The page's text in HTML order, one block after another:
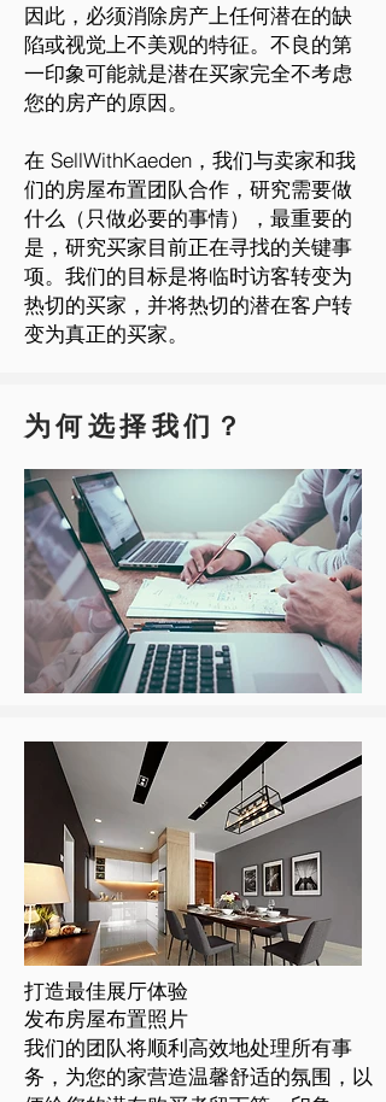
因此，必须消除房产上任何潜在的缺
陷或视觉上不美观的特征。不良的第
一印象可能就是潜在买家完全不考虑
您的房产的原因。
在 SellWithKaeden，我们与卖家和我
们的房屋布置团队合作，研究需要做
什么（只做必要的事情），最重要的
是，研究买家目前正在寻找的关键事
项。我们的目标是将临时访客转变为
热切的买家，并将热切的潜在客户转
变为真正的买家。
为何选择我们？
打造最佳展厅体验
发布房屋布置照片
我们的团队将顺利高效地处理所有事
务，为您的家营造温馨舒适的氛围，以